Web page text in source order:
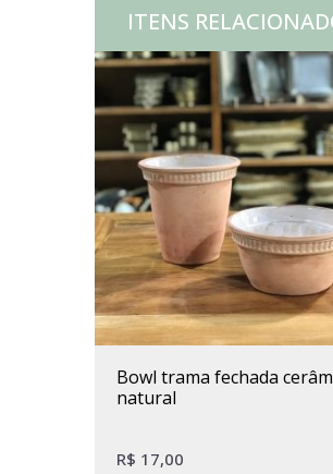
ITENS
bowl trama fechada cerâmica
natural
R$ 17,00